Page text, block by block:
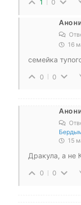
1 0
16
семейка
0 0
15
Дракула, а не
0 0